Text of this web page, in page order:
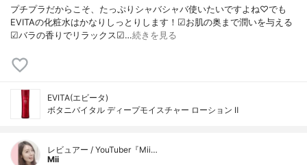
プチプラだからこそ、たっぷりシャバシャバ使いたいですよね♡でも
EVITAの化粧水はかなりしっとりします！☑︎お肌の奥まで潤いを与える
☑︎バラの香りでリラックス☑…続きを見る
EVITA(エビータ)
ボタニバイタル ディープモイスチャー ローション Ⅱ
レビュアー / YouTuber『Mii…
Mii